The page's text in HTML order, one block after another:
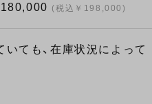
180,000 (税込￥198,000)
いても、在庫状況によって